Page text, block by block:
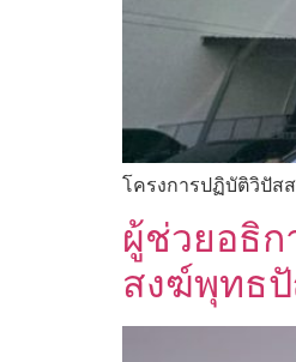
โครงการปฏิบัติวิปั
ผู้ช่วยอธิก
สงฆ์พุทธ